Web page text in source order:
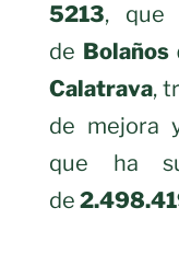
5213, que
de
Calatrava,
de mejora
que ha
de